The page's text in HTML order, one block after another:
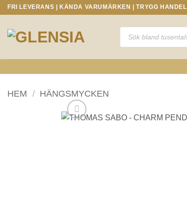
Skip
content
FRI LEVERANS | KÄNDA VARUMÄRKEN | TRYGG HANDEL
Produktsökning
HEM / HÄNGSMYCKEN